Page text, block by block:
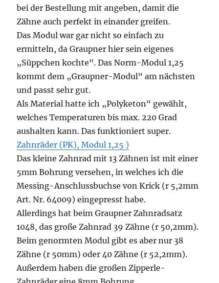
bei der Bestellung mit angeben, damit die
Zähne auch perfekt in einander greifen.
Das Modul war gar nicht so einfach zu
ermitteln, da Graupner hier sein eigenes
„Süppchen kochte“. Das Norm-Modul 1,25
kommt dem „Graupner-Modul“ am nächsten
und passt sehr gut.
Als Material hatte ich „Polyketon“ gewählt,
welches Temperaturen bis max. 220 Grad
aushalten kann. Das funktioniert super.
Zahnräder (PK), Modul 1,25 )
Das kleine Zahnrad mit 13 Zähnen ist mit einer
5mm Bohrung versehen, in welches ich die
Messing-Anschlussbuchse von Krick (r 5,2mm
Art. Nr. 64009) eingepresst habe.
Allerdings hat beim Graupner Zahnradsatz
1048, das große Zahnrad 39 Zähne (r 50,2mm).
Beim genormten Modul gibt es aber nur 38
Zähne (r 50mm) oder 40 Zähne (r 52,2mm).
Außerdem haben die großen Zipperle-